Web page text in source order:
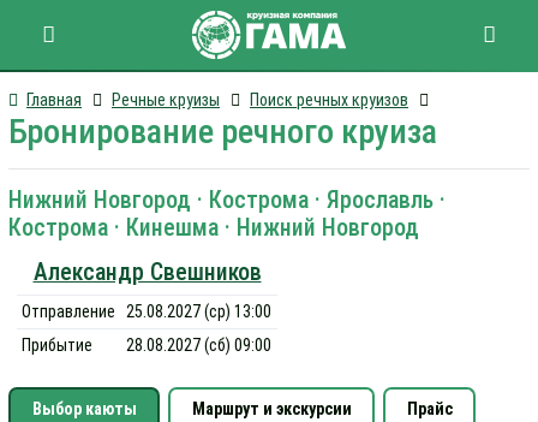
Главная Речные круизы Поиск речных круизов
Бронирование речного круиза
Нижний Новгород · Кострома · Ярославль ·
Кострома · Кинешма · Нижний Новгород
Александр Свешников
Отправление
25.08.2027 (ср) 13:00
Прибытие
28.08.2027 (сб) 09:00
Выбор каюты Маршрут и экскурсии Прайс